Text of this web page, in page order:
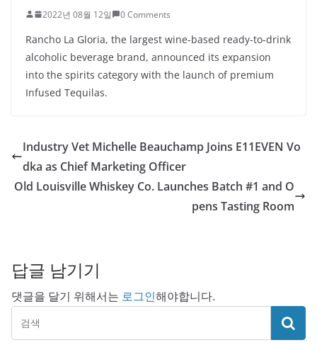
2022년 08월 12일 0 Comments
Rancho La Gloria, the largest wine-based ready-to-drink
alcoholic beverage brand, announced its expansion
into the spirits category with the launch of premium
Infused Tequilas.
Industry Vet Michelle Beauchamp Joins E11EVEN Vo
dka as Chief Marketing Officer
Old Louisville Whiskey Co. Launches Batch #1 and O
pens Tasting Room
답글 남기기
댓글을 달기 위해서는 로그인해야합니다.